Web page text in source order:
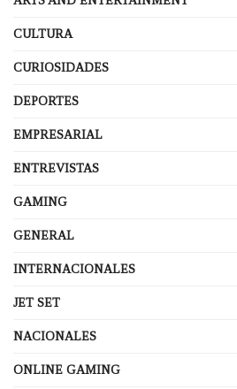
CULTURA
CURIOSIDADES
DEPORTES
EMPRESARIAL
ENTREVISTAS
GAMING
GENERAL
INTERNACIONALES
JET SET
NACIONALES
ONLINE GAMING